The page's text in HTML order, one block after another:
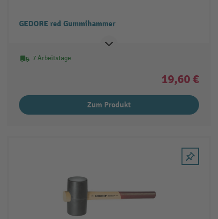
GEDORE red Gummihammer
7 Arbeitstage
19,60 €
Zum Produkt